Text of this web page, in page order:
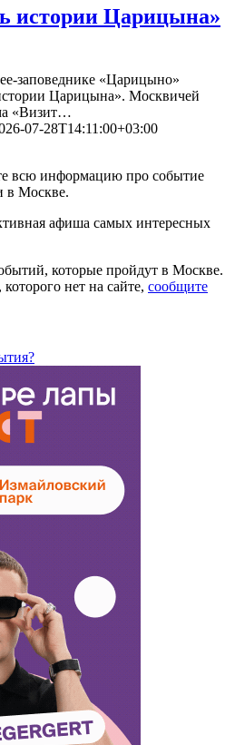
истории Царицына»
заповеднике «Царицыно»
Царицына». Москвичей
«Визит…
07-28T14:11:00+03:00
всю информацию про событие
в Москве.
афиша самых интересных
которые пройдут в Москве.
нет на сайте, сообщите